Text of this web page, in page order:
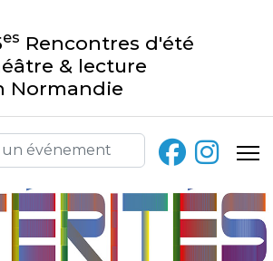
es Rencontres d'été
& lecture
Normandie